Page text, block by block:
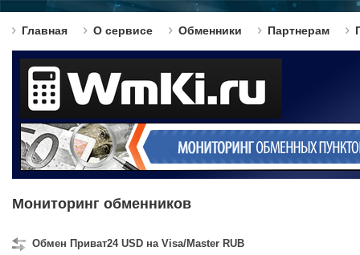
Главная О сервисе Обменники Партнерам
Мониторинг обменников
Обмен Приват24 USD на Visa/Master RUB